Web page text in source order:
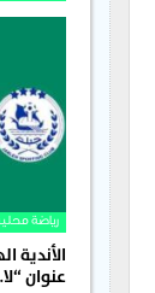
رياضة
الأندية
عنوان